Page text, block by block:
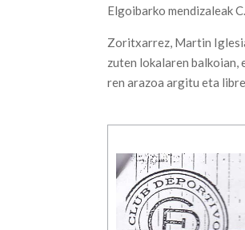
Elgoibarko mendizaleak
Zoritxarrez, Martin
zuten lokalaren balkoian,
ren arazoa argitu eta